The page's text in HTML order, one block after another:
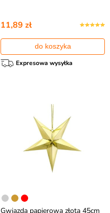
11,89 zł
do koszyka
Expresowa wysyłka
Gwiazda papierowa złota 45cm